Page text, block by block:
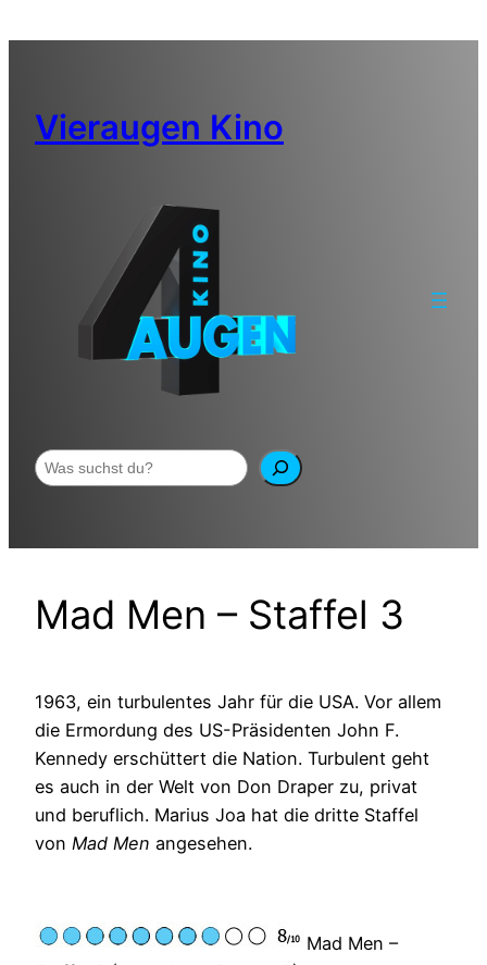
Vieraugen Kino
Suchen
Mad Men – Staffel 3
1963, ein turbulentes Jahr für die USA. Vor allem
die Ermordung des US-Präsidenten John F.
Kennedy erschüttert die Nation. Turbulent geht
es auch in der Welt von Don Draper zu, privat
und beruflich. Marius Joa hat die dritte Staffel
von Mad Men angesehen.
Mad Men –